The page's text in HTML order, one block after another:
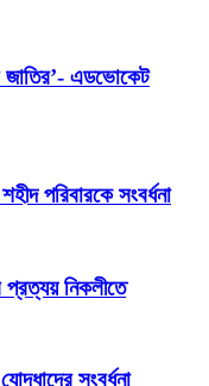
জাতির’- এডভোকেট
পরিবারকে সংবর্ধনা
প্রত্যয় নিকলীতে
সংবর্ধনা